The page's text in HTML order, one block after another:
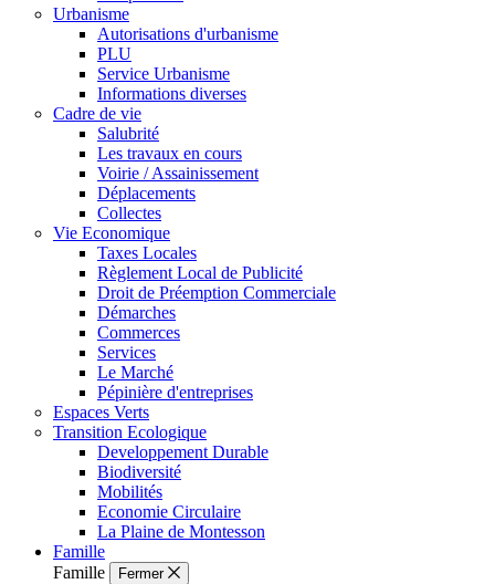
Urbanisme
Autorisations d'urbanisme
PLU
Service Urbanisme
Informations diverses
Cadre de vie
Salubrité
Les travaux en cours
Voirie / Assainissement
Déplacements
Collectes
Vie Economique
Taxes Locales
Règlement Local de Publicité
Droit de Préemption Commerciale
Démarches
Commerces
Services
Le Marché
Pépinière d'entreprises
Espaces Verts
Transition Ecologique
Developpement Durable
Biodiversité
Mobilités
Economie Circulaire
La Plaine de Montesson
Famille
Famille
Fermer